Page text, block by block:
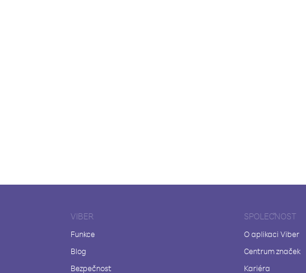
VIBER
Funkce
Blog
Bezpečnost
SPOLEČNOST
O aplikaci Viber
Centrum značek
Kariéra